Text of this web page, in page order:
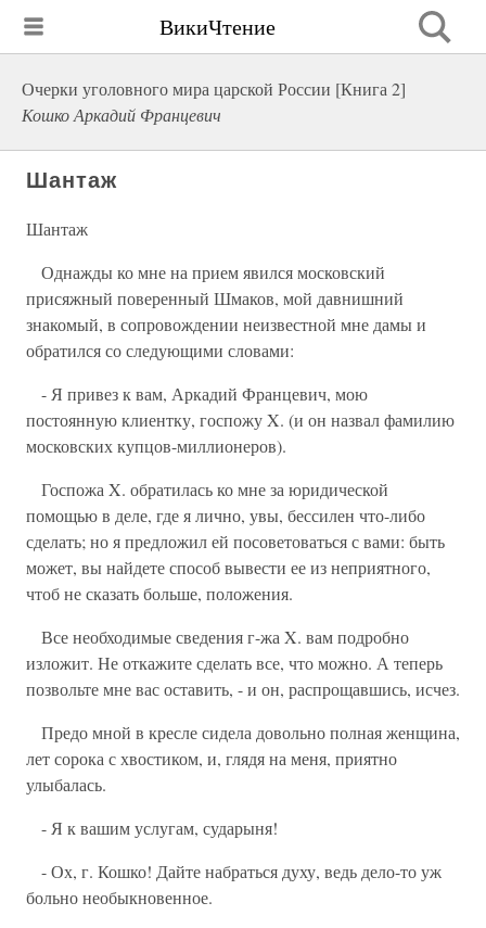
ВикиЧтение
Очерки уголовного мира царской России [Книга 2]
Кошко Аркадий Францевич
Шантаж
Шантаж
Однажды ко мне на прием явился московский
присяжный поверенный Шмаков, мой давнишний
знакомый, в сопровождении неизвестной мне дамы и
обратился со следующими словами:
- Я привез к вам, Аркадий Францевич, мою
постоянную клиентку, госпожу X. (и он назвал фамилию
московских купцов-миллионеров).
Госпожа X. обратилась ко мне за юридической
помощью в деле, где я лично, увы, бессилен что-либо
сделать; но я предложил ей посоветоваться с вами: быть
может, вы найдете способ вывести ее из неприятного,
чтоб не сказать больше, положения.
Все необходимые сведения г-жа X. вам подробно
изложит. Не откажите сделать все, что можно. А теперь
позвольте мне вас оставить, - и он, распрощавшись, исчез.
Предо мной в кресле сидела довольно полная женщина,
лет сорока с хвостиком, и, глядя на меня, приятно
улыбалась.
- Я к вашим услугам, сударыня!
- Ох, г. Кошко! Дайте набраться духу, ведь дело-то уж
больно необыкновенное.